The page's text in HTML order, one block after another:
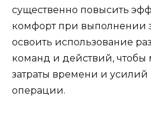
существенно повысить
комфорт при выполнении
освоить использование
команд и действий,
затраты времени и усилий
операции.